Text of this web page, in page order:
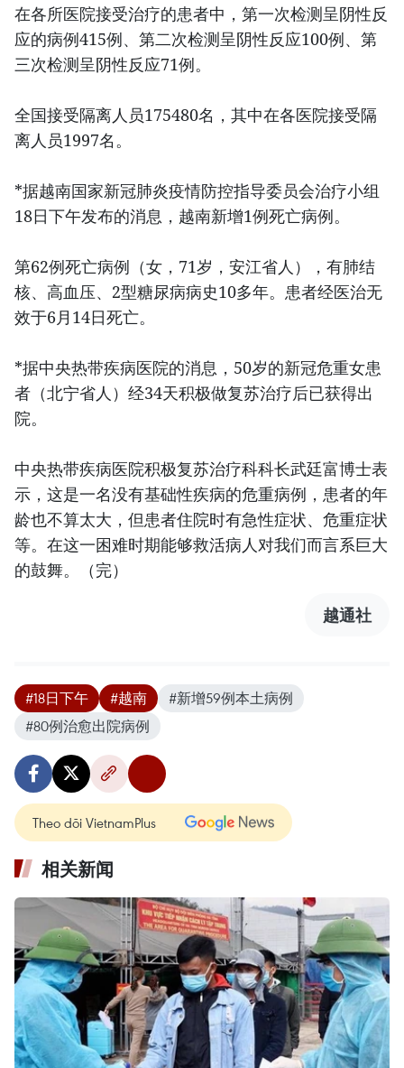
在各所医院接受治疗的患者中，第一次检测呈阴性反
应的病例415例、第二次检测呈阴性反应100例、第
三次检测呈阴性反应71例。
全国接受隔离人员175480名，其中在各医院接受隔
离人员1997名。
*据越南国家新冠肺炎疫情防控指导委员会治疗小组
18日下午发布的消息，越南新增1例死亡病例。
第62例死亡病例（女，71岁，安江省人），有肺结
核、高血压、2型糖尿病病史10多年。患者经医治无
效于6月14日死亡。
*据中央热带疾病医院的消息，50岁的新冠危重女患
者（北宁省人）经34天积极做复苏治疗后已获得出
院。
中央热带疾病医院积极复苏治疗科科长武廷富博士表
示，这是一名没有基础性疾病的危重病例，患者的年
龄也不算太大，但患者住院时有急性症状、危重症状
等。在这一困难时期能够救活病人对我们而言系巨大
的鼓舞。（完）
越通社
#18日下午 #越南
#新增59例本土病例
#80例治愈出院病例
Theo dõi VietnamPlus
相关新闻